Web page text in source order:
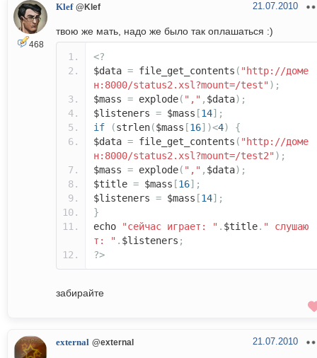
468
Klef @Klef 21.07.2010
твою же мать, надо же было так оплашаться :)
<?
$data = file_get_contents ( "http://доме
н:8000/status2.xsl?mount=/test" );
$mass = explode( "," , $data);
$listeners = $mass [14];
if
(strlen($mass [16])<4)
{
$data = file_get_contents ( "http://доме
н:8000/status2.xsl?mount=/test2" );
$mass = explode( "," , $data);
$title = $mass [16];
$listeners = $mass [14];
}
echo
"сейчас играет: " . $title. " слушаю
т: " . $listeners ;
?>
забирайте
external @external 21.07.2010